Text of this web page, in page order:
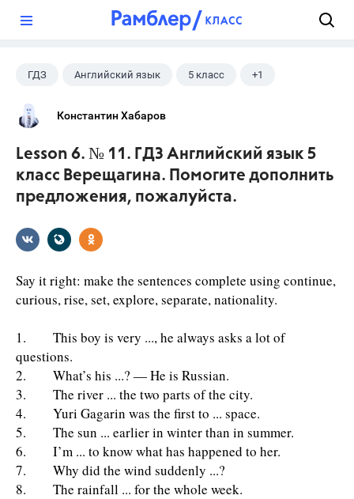
ГДЗ Английский язык 5 класс +1
Верещагина И.Н.
Константин Хабаров
Lesson 6. № 11. ГДЗ Английский язык 5
класс Верещагина. Помогите дополнить
предложения, пожалуйста.
Say it right: make the sentences complete using continue,
curious, rise, set, explore, separate, nationality.
1. This boy is very ..., he always asks a lot of
questions.
2. What’s his ...? — He is Russian.
3. The river ... the two parts of the city.
4. Yuri Gagarin was the first to ... space.
5. The sun ... earlier in winter than in summer.
6. I’m ... to know what has happened to her.
7. Why did the wind suddenly ...?
8. The rainfall ... for the whole week.